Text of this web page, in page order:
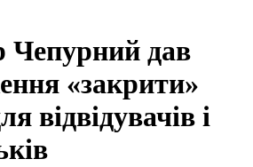
Чепурний дав
«закрити»
відвідувачів і